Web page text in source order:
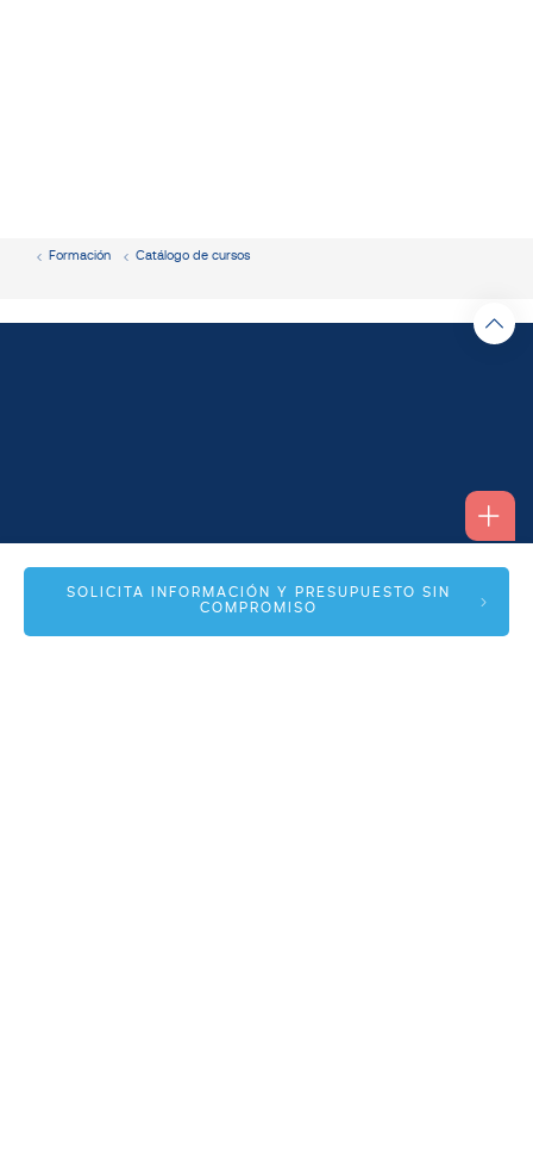
SOLICITA INFORMACIÓN Y PRESUPUESTO SIN
COMPROMISO
Formación Catálogo de cursos
Alfonso I, 17 Planta 1ª